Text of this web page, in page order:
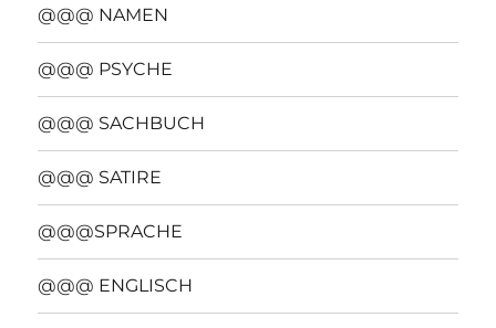
@@@ NAMEN
@@@ PSYCHE
@@@ SACHBUCH
@@@ SATIRE
@@@SPRACHE
@@@ ENGLISCH